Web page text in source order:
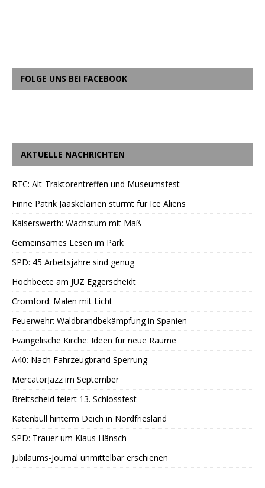
FOLGE UNS BEI FACEBOOK
AKTUELLE NACHRICHTEN
RTC: Alt-Traktorentreffen und Museumsfest
Finne Patrik Jääskeläinen stürmt für Ice Aliens
Kaiserswerth: Wachstum mit Maß
Gemeinsames Lesen im Park
SPD: 45 Arbeitsjahre sind genug
Hochbeete am JUZ Eggerscheidt
Cromford: Malen mit Licht
Feuerwehr: Waldbrandbekämpfung in Spanien
Evangelische Kirche: Ideen für neue Räume
A40: Nach Fahrzeugbrand Sperrung
MercatorJazz im September
Breitscheid feiert 13. Schlossfest
Katenbüll hinterm Deich in Nordfriesland
SPD: Trauer um Klaus Hänsch
Jubiläums-Journal unmittelbar erschienen